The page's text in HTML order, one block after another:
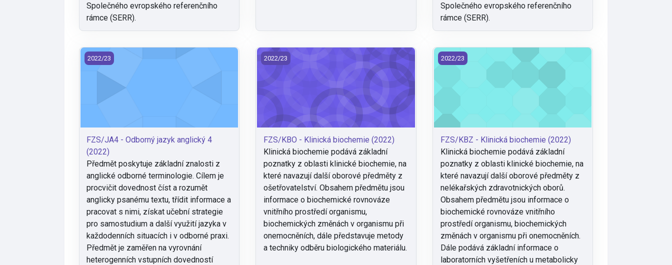
Společného evropského referenčního
rámce (SERR).
Společného evropského referenčního
rámce (SERR).
FZS/JA4 - Odborný jazyk anglický 4 (2022)
2022/23
FZS/JA4 - Odborný jazyk anglický 4
(2022)
Předmět poskytuje základní znalosti z
anglické odborné terminologie. Cílem je
procvičit dovednost číst a rozumět
anglicky psanému textu, třídit informace a
pracovat s nimi, získat učební strategie
pro samostudium a další využití jazyka v
každodenních situacích i v odborné praxi.
Předmět je zaměřen na vyrovnání
heterogenních vstupních dovedností
FZS/KBO - Klinická biochemie (2022)
2022/23
FZS/KBO - Klinická biochemie (2022)
Klinická biochemie podává základní
poznatky z oblasti klinické biochemie, na
které navazují další oborové předměty z
ošetřovatelství. Obsahem předmětu jsou
informace o biochemické rovnováze
vnitřního prostředí organismu,
biochemických změnách v organismu při
onemocněních, dále představuje metody
a techniky odběru biologického materiálu.
FZS/KBZ - Klinická biochemie (2022)
2022/23
FZS/KBZ - Klinická biochemie (2022)
Klinická biochemie podává základní
poznatky z oblasti klinické biochemie, na
které navazují další oborové předměty z
nelékařských zdravotnických oborů.
Obsahem předmětu jsou informace o
biochemické rovnováze vnitřního
prostředí organismu, biochemických
změnách v organismu při onemocněních.
Dále podává základní informace o
laboratorních vyšetřeních u metabolicky